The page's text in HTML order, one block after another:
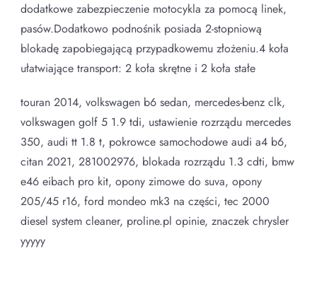
dodatkowe zabezpieczenie motocykla za pomocą linek,
pasów.Dodatkowo podnośnik posiada 2-stopniową
blokadę zapobiegającą przypadkowemu złożeniu.4 koła
ułatwiające transport: 2 koła skrętne i 2 koła stałe
touran 2014, volkswagen b6 sedan, mercedes-benz clk,
volkswagen golf 5 1.9 tdi, ustawienie rozrządu mercedes
350, audi tt 1.8 t, pokrowce samochodowe audi a4 b6,
citan 2021, 281002976, blokada rozrządu 1.3 cdti, bmw
e46 eibach pro kit, opony zimowe do suva, opony
205/45 r16, ford mondeo mk3 na części, tec 2000
diesel system cleaner, proline.pl opinie, znaczek chrysler
yyyyy